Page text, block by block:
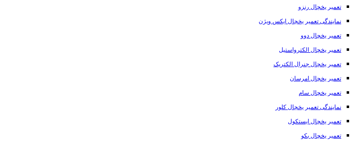
تعمیر یخچال رنزو
نمایندگی تعمیر یخچال ایکس ویژن
تعمیر یخچال دوو
تعمیر یخچال الکترواستیل
تعمیر یخچال جنرال الکتریک
تعمیر یخچال امرسان
تعمیر یخچال سام
نمایندگی تعمیر یخچال کلور
تعمیر یخچال ایستکول
تعمیر یخچال بکو